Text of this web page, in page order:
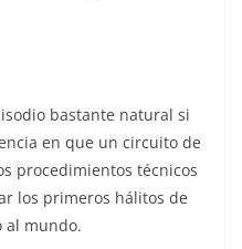
bastante natural si
en que un circuito de
procedimientos técnicos
los primeros hálitos de
al mundo.